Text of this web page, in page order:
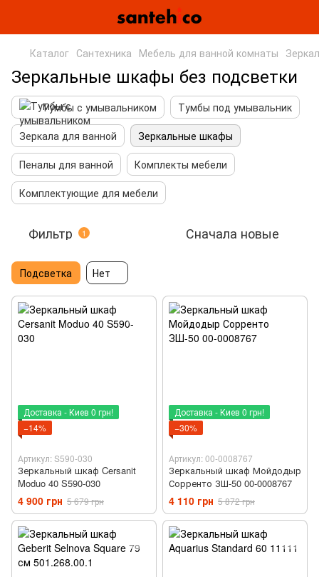
Каталог Сантехника Мебель для ванной комнаты
Зеркальные шкафы без подсветки
Тумбы с умывальником
Тумбы под умывальник
Зеркала для ванной
Зеркальные шкафы
Пеналы для ванной
Комплекты мебели
Комплектующие для мебели
Фильтр 1 Сначала новые
Подсветка Нет
Доставка - Киев 0 грн!
−14%
Артикул: S590-030
Зеркальный шкаф Cersanit
Moduo 40 S590-030
4 900 грн 5 679 грн
Доставка - Киев 0 грн!
−30%
Артикул: 00-0008767
Зеркальный шкаф Мойдодыр
Сорренто ЗШ-50 00-0008767
4 110 грн 5 872 грн